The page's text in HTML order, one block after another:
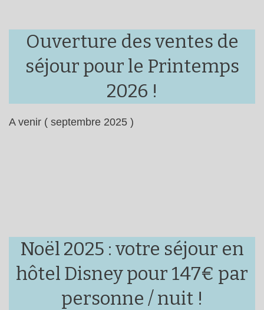
Ouverture des ventes de
séjour pour le Printemps
2026 !
A venir ( septembre 2025 )
Noël 2025 : votre séjour en
hôtel Disney pour 147€ par
personne / nuit !